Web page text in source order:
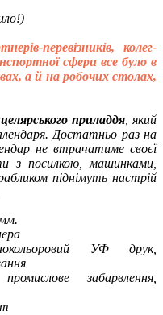
перевізників, колег-
сфери все було в
а й на робочих столах,
приладдя, який
Достатньо раз на
не втрачатиме своєї
з посилкою, машинками,
піднімуть настрій
УФ друк,
забарвлення,